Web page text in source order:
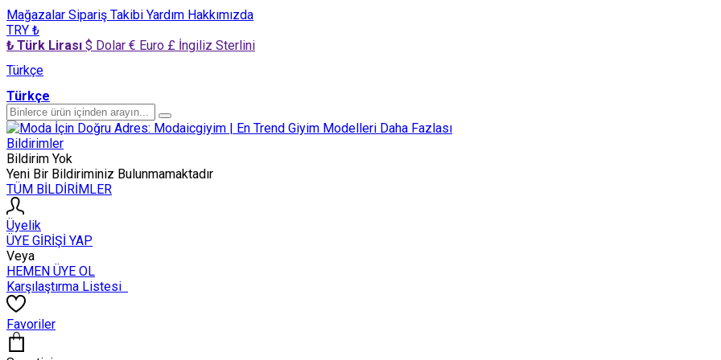
Mağazalar Sipariş Takibi Yardım Hakkımızda
TRY ₺
₺ Türk Lirası $ Dolar € Euro £ İngiliz Sterlini
Türkçe
Türkçe
Bildirimler
Bildirim Yok
Yeni Bir Bildiriminiz Bulunmamaktadır
TÜM BİLDİRİMLER
Üyelik
ÜYE GİRİŞİ YAP
Veya
HEMEN ÜYE OL
Karşılaştırma Listesi
Favoriler